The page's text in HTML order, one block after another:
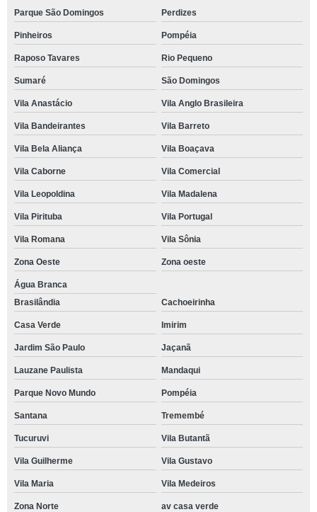
Parque São Domingos Perdizes
Pinheiros Pompéia
Raposo Tavares Rio Pequeno
Sumaré São Domingos
Vila Anastácio Vila Anglo Brasileira
Vila Bandeirantes Vila Barreto
Vila Bela Aliança Vila Boaçava
Vila Caborne Vila Comercial
Vila Leopoldina Vila Madalena
Vila Pirituba Vila Portugal
Vila Romana Vila Sônia
Zona Oeste Zona oeste
Água Branca
Brasilândia
Cachoeirinha
Casa Verde Imirim
Jardim São Paulo Jaçanã
Lauzane Paulista Mandaqui
Parque Novo Mundo Pompéia
Santana Tremembé
Tucuruvi Vila Butantã
Vila Guilherme Vila Gustavo
Vila Maria Vila Medeiros
Zona Norte av casa verde